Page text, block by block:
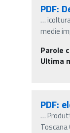
PDF:
…
medie
Parole
Ultima
PDF:
…
Toscana